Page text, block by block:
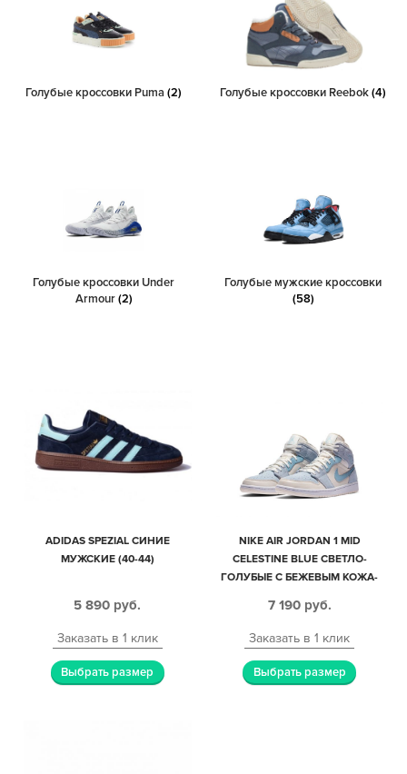
Голубые кроссовки Puma(2) Голубые кроссовки Reebok(4)
Голубые кроссовки Under
Armour(2)
Голубые мужские кроссовки
(58)
ADIDAS SPEZIAL СИНИЕ
МУЖСКИЕ (40-44)
5 890 руб.
Заказать в 1 клик
Выбрать размер
NIKE AIR JORDAN 1 MID
CELESTINE BLUE СВЕТЛО-
ГОЛУБЫЕ С БЕЖЕВЫМ КОЖА-
7 190 руб.
Заказать в 1 клик
Выбрать размер